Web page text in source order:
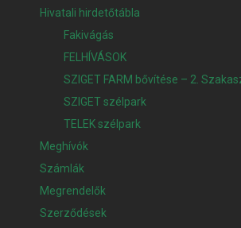
Hivatali hirdetőtábla
Fakivágás
FELHÍVÁSOK
SZIGET FARM bővítése – 2.
SZIGET szélpark
TELEK szélpark
Meghívók
Számlák
Megrendelők
Szerződések